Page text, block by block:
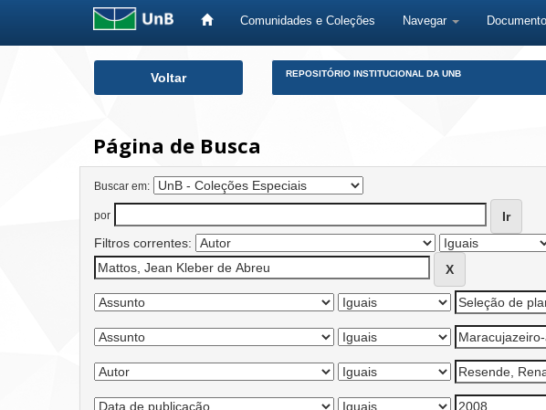
Comunidades e Coleções Navegar
Voltar REPOSITÓRIO INSTITUCIONAL DA UNB
Página de Busca
Buscar em:
por
Filtros correntes: